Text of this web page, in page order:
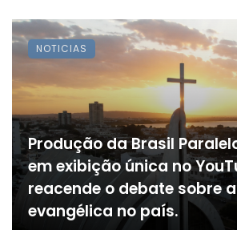
Produção da Brasil
em exibição única no
reacende o debate sobre
evangélica no país.
NOTICIAS